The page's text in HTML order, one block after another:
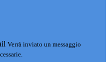
Verrà inviato un messaggio